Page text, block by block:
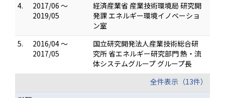
4.
2017/06 ～
2019/05
経済産業省 産業技術環境局 研究開
発課 エネルギー環境イノベーショ
ン室
5.
2016/04 ～
2017/05
国立研究開発法人産業技術総合研
究所 省エネルギー研究部門 熱・流
体システムグループ グループ長
全件表示（13件）